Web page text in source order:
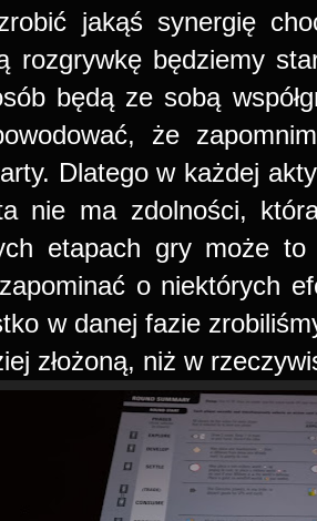
jakąś synergię
rozgrywkę będziemy
będą ze sobą
że
Dlatego w każdej
nie ma zdolności,
etapach gry może
o niektórych
w danej fazie
złożoną, niż w